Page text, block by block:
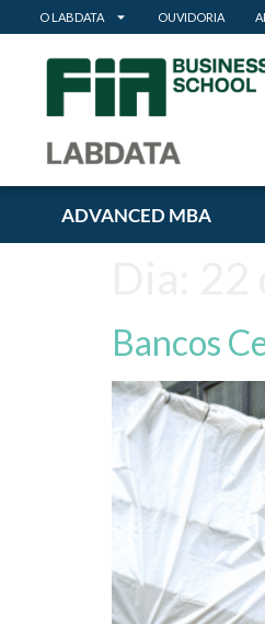
O LABDATA OUVIDORIA
ADVANCED MBA
Bancos